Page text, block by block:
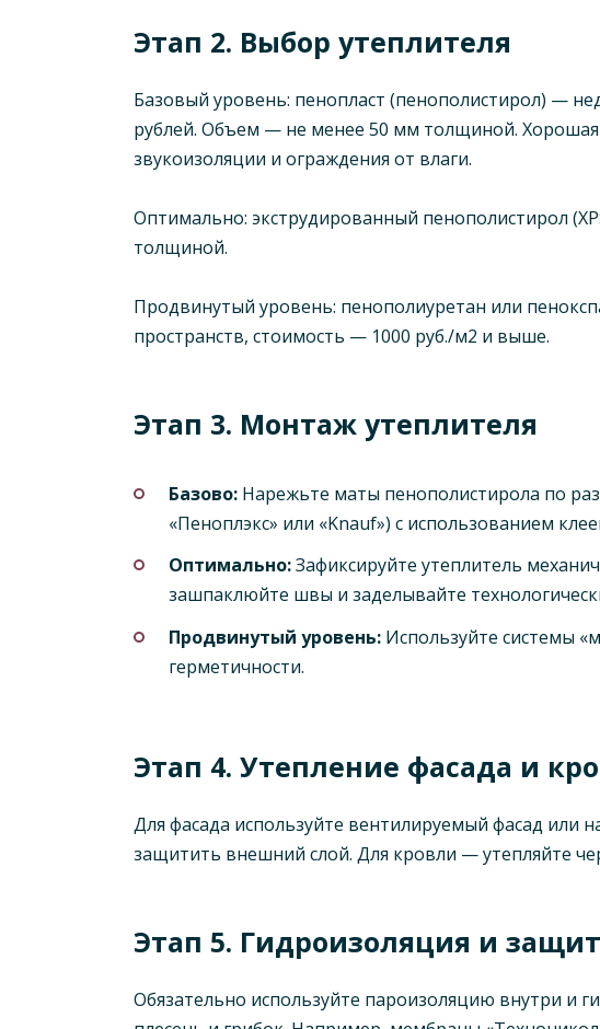
Этап 2. Выбор утеплителя
Базовый уровень: пенопласт (пенополистирол) —
рублей. Объем — не менее 50 мм толщиной.
звукоизоляции и ограждения от влаги.
Оптимально: экструдированный пенополистирол
толщиной.
Продвинутый уровень: пенополиуретан или
пространств, стоимость — 1000 руб./м2 и выше.
Этап 3. Монтаж утеплителя
Базово: Нарежьте маты пенополистирола по
«Пеноплэкс» или «Knauf») с использованием
Оптимально:Зафиксируйте утеплитель
зашпаклюйте швы и заделывайте
Продвинутый уровень: Используйте системы
герметичности.
Этап 4. Утепление фасада и
Для фасада используйте вентилируемый фасад или
защитить внешний слой. Для кровли — утепляйте
Этап 5. Гидроизоляция и
Обязательно используйте пароизоляцию внутри и